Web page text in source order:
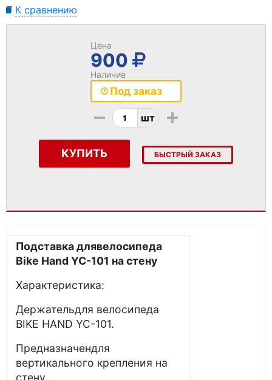
К сравнению
Цена
900
Наличие
Под заказ
- шт +
КУПИТЬ БЫСТРЫЙ ЗАКАЗ
Подставка длявелосипеда
Bike Hand YC-101 на стену
Характеристика:
Держательдля велосипеда
BIKE HAND YC-101.
Предназначендля
вертикального крепления на
стену.